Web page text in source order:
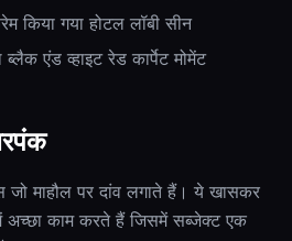
किया गया होटल लॉबी सीन
एंड व्हाइट रेड कार्पेट मोमेंट
जो माहौल पर दांव लगाते हैं। ये खासकर
काम करते हैं जिसमें सब्जेक्ट एक